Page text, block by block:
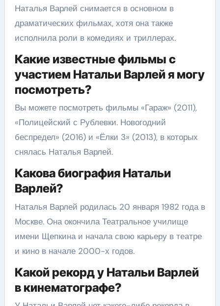
Наталья Варлей снимается в основном в
драматических фильмах, хотя она также
исполнила роли в комедиях и триллерах.
Какие известные фильмы с
участием Натальи Варлей я могу
посмотреть?
Вы можете посмотреть фильмы «Гараж» (2011),
«Полицейский с Рублевки. Новогодний
беспредел» (2016) и «Ёлки 3» (2013), в которых
снялась Наталья Варлей.
Какова биография Натальи
Варлей?
Наталья Варлей родилась 20 января 1982 года в
Москве. Она окончила Театральное училище
имени Щепкина и начала свою карьеру в театре
и кино в начале 2000-х годов.
Какой рекорд у Натальи Варлей
в кинематографе?